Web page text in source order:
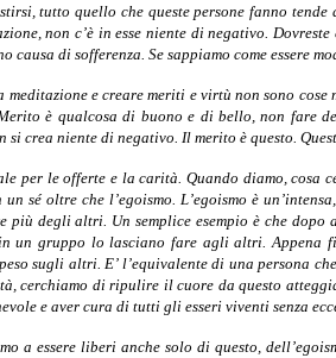
tutto quello che queste persone fanno
non c’è in esse niente di negativo.
causa di sofferenza. Se sappiamo come essere
e creare meriti e virtù non sono cose
è qualcosa di buono e di bello, non fare
si crea niente di negativo. Il merito è questo.
per le offerte e la carità. Quando diamo,
un sé oltre che l’egoismo. L’egoismo è
più degli altri. Un semplice esempio è che
un gruppo lo lasciano fare agli altri. Appena
sugli altri. E’ l’equivalente di una persona
cerchiamo di ripulire il cuore da questo
e aver cura di tutti gli esseri viventi senza
a essere liberi anche solo di questo,